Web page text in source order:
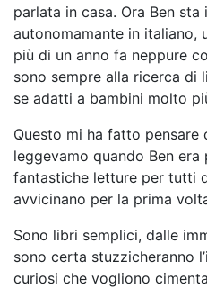
parlata in casa. Ora Ben
autonomamante in italiano,
più di un anno fa neppure
sono sempre alla ricerca di
se adatti a bambini molto
Questo mi ha fatto pensare
leggevamo quando Ben
fantastiche letture per tutti
avvicinano per la prima
Sono libri semplici, dalle
sono certa stuzzicheranno
curiosi che vogliono